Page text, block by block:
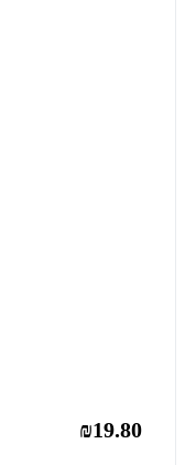
₪19.80